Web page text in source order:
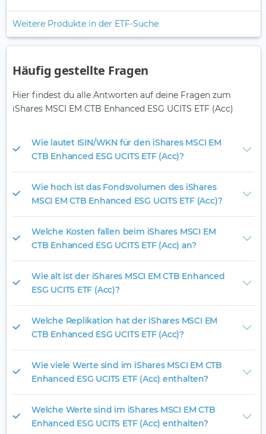
Weitere Produkte in der ETF-Suche
Häufig gestellte Fragen
Hier findest du alle Antworten auf deine Fragen zum
iShares MSCI EM CTB Enhanced ESG UCITS ETF (Acc)
Wie lautet ISIN/WKN für den iShares MSCI EM
CTB Enhanced ESG UCITS ETF (Acc)?
Wie hoch ist das Fondsvolumen des iShares
MSCI EM CTB Enhanced ESG UCITS ETF (Acc)?
Welche Kosten fallen beim iShares MSCI EM
CTB Enhanced ESG UCITS ETF (Acc) an?
Wie alt ist der iShares MSCI EM CTB Enhanced
ESG UCITS ETF (Acc)?
Welche Replikation hat der iShares MSCI EM
CTB Enhanced ESG UCITS ETF (Acc)?
Wie viele Werte sind im iShares MSCI EM CTB
Enhanced ESG UCITS ETF (Acc) enthalten?
Welche Werte sind im iShares MSCI EM CTB
Enhanced ESG UCITS ETF (Acc) enthalten?